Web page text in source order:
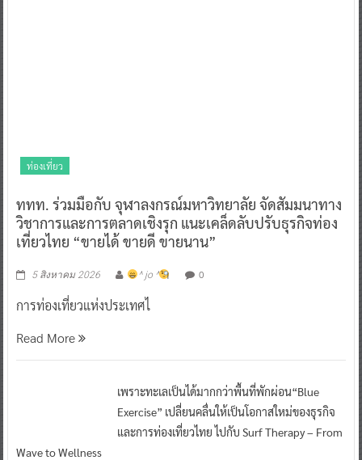
ท่องเที่ยว
ททท. ร่วมมือกับ จุฬาลงกรณ์มหาวิทยาลัย จัดสัมมนาทาง
วิชาการและการตลาดเชิงรุก แนะเคล็ดลับปรับธุรกิจท่อง
เที่ยวไทย “ขายได้ ขายดี ขายนาน”
5 สิงหาคม 2026 ^ jo ^ 0
การท่องเที่ยวแห่งประเทศไ
Read More
เพราะทะเลเป็นได้มากกว่าพื้นที่พักผ่อน“Blue
Exercise” เปลี่ยนคลื่นให้เป็นโอกาสใหม่ของธุรกิจ
และการท่องเที่ยวไทย ไปกับ Surf Therapy – From
Wave to Wellness